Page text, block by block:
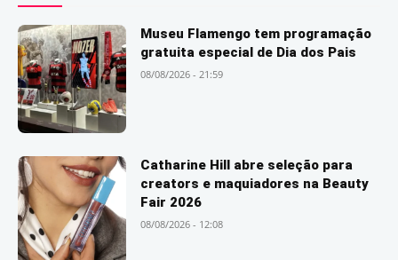
Museu Flamengo tem programação
gratuita especial de Dia dos Pais
08/08/2026 - 21:59
Catharine Hill abre seleção para
creators e maquiadores na Beauty
Fair 2026
08/08/2026 - 12:08